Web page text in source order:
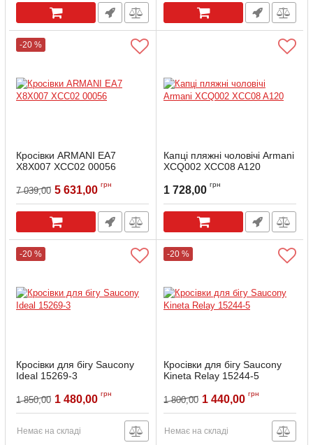
-20 %
Кросівки ARMANI EA7
X8X007 XCC02 00056
7 039,00 5 631,00 грн
Капці пляжні чоловічі Armani
XCQ002 XCC08 A120
1 728,00 грн
-20 %
Кросівки для бігу Saucony
Ideal 15269-3
1 850,00 1 480,00 грн
Немає на складі
-20 %
Кросівки для бігу Saucony
Kineta Relay 15244-5
1 800,00 1 440,00 грн
Немає на складі